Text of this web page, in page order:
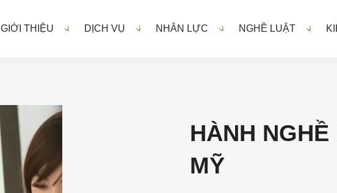
GIỚI THIỆU DỊCH VỤ NHÂN LỰC NGHỀ LUẬT
HÀNH
MỸ